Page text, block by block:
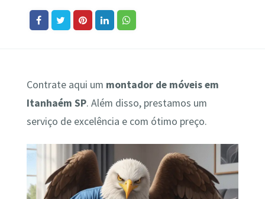
Contrate aqui um montador de móveis em
Itanhaém SP. Além disso, prestamos um
serviço de excelência e com ótimo preço.